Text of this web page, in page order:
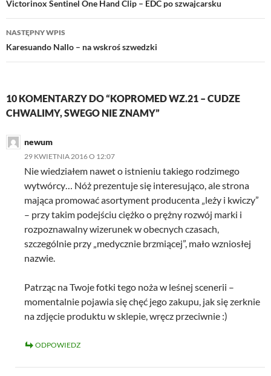
w
i
t
t
e
r
n
s
i
n
e
w
w
i
n
d
w
a
c
e
b
o
o
e
n
s
e
w
w
i
n
d
o
w
)
i
e
r
e
p
e
n
n
e
w
w
i
d
o
w
wpisu
Victorinox Sentinel One Hand Clip – EDC po szwajcarsku
NASTĘPNY WPIS
Karesuando Nallo – na wskroś szwedzki
10 KOMENTARZY DO “KOPROMED WZ.21 – CUDZE
CHWALIMY, SWEGO NIE ZNAMY”
newum
29 KWIETNIA 2016 O 12:07
Nie wiedziałem nawet o istnieniu takiego rodzimego
wytwórcy… Nóż prezentuje się interesująco, ale strona
mająca promować asortyment producenta „leży i kwiczy”
– przy takim podejściu ciężko o prężny rozwój marki i
rozpoznawalny wizerunek w obecnych czasach,
szczególnie przy „medycznie brzmiącej”, mało wzniosłej
nazwie.
Patrząc na Twoje fotki tego noża w leśnej scenerii –
momentalnie pojawia się chęć jego zakupu, jak się zerknie
na zdjęcie produktu w sklepie, wręcz przeciwnie :)
ODPOWIEDZ